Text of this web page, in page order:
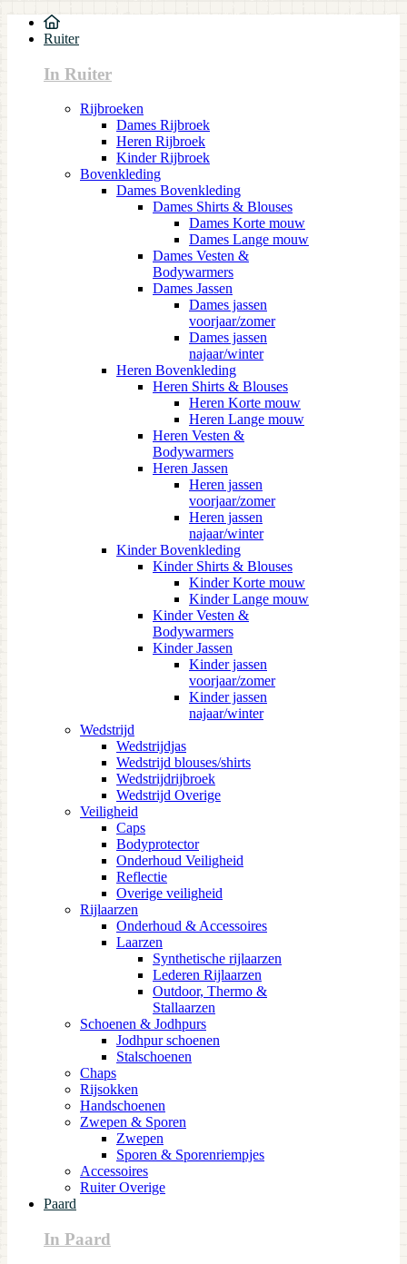
Ruiter
In Ruiter
Rijbroeken
Dames Rijbroek
Heren Rijbroek
Kinder Rijbroek
Bovenkleding
Dames Bovenkleding
Dames Shirts & Blouses
Dames Korte mouw
Dames Lange mouw
Dames Vesten &
Bodywarmers
Dames Jassen
Dames jassen
voorjaar/zomer
Dames jassen
najaar/winter
Heren Bovenkleding
Heren Shirts & Blouses
Heren Korte mouw
Heren Lange mouw
Heren Vesten &
Bodywarmers
Heren Jassen
Heren jassen
voorjaar/zomer
Heren jassen
najaar/winter
Kinder Bovenkleding
Kinder Shirts & Blouses
Kinder Korte mouw
Kinder Lange mouw
Kinder Vesten &
Bodywarmers
Kinder Jassen
Kinder jassen
voorjaar/zomer
Kinder jassen
najaar/winter
Wedstrijd
Wedstrijdjas
Wedstrijd blouses/shirts
Wedstrijdrijbroek
Wedstrijd Overige
Veiligheid
Caps
Bodyprotector
Onderhoud Veiligheid
Reflectie
Overige veiligheid
Rijlaarzen
Onderhoud & Accessoires
Laarzen
Synthetische rijlaarzen
Lederen Rijlaarzen
Outdoor, Thermo &
Stallaarzen
Schoenen & Jodhpurs
Jodhpur schoenen
Stalschoenen
Chaps
Rijsokken
Handschoenen
Zwepen & Sporen
Zwepen
Sporen & Sporenriempjes
Accessoires
Ruiter Overige
Paard
In Paard